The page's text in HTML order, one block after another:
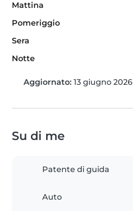
Mattina
Pomeriggio
Sera
Notte
Aggiornato: 13 giugno 2026
Su di me
Patente di guida
Auto